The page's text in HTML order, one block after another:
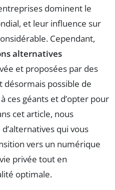
dominent le
et leur influence sur
Cependant,
alternatives
et proposées par des
désormais possible de
ces géants et d’opter pour
cet article, nous
qui vous
vers un numérique
privée tout en
optimale.